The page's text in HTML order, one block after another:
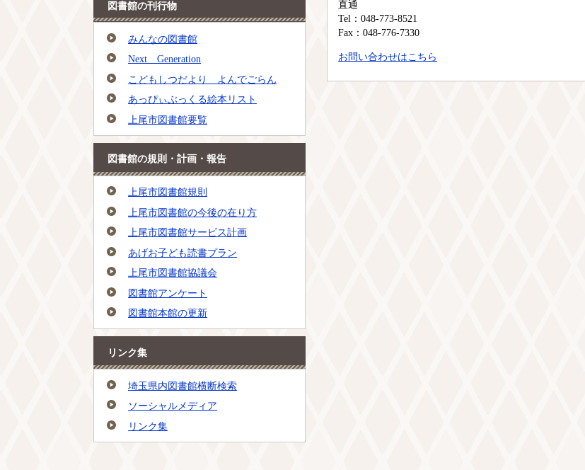
図書館の刊行物
みんなの図書館
Next Generation
こどもしつだより よんでごらん
あっぴぃぶっくる絵本リスト
上尾市図書館要覧
図書館の規則・計画・報告
上尾市図書館規則
上尾市図書館の今後の在り方
上尾市図書館サービス計画
あげお子ども読書プラン
上尾市図書館協議会
図書館アンケート
図書館本館の更新
リンク集
埼玉県内図書館横断検索
ソーシャルメディア
リンク集
直通
Tel：048-773-8521
Fax：048-776-7330
お問い合わせはこちら